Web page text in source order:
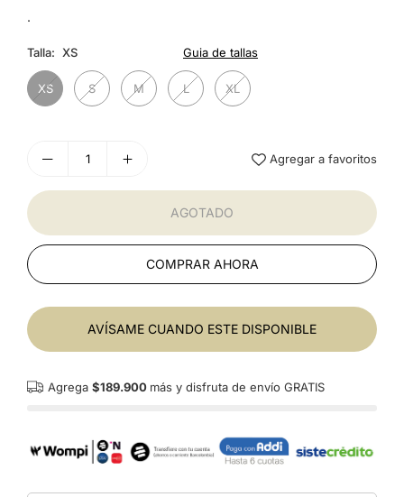
.
Talla: XS Guia de tallas
XS S M L XL
Agregar a favoritos
AGOTADO
COMPRAR AHORA
AVÍSAME CUANDO ESTE DISPONIBLE
Agrega $189.900 más y disfruta de envío GRATIS